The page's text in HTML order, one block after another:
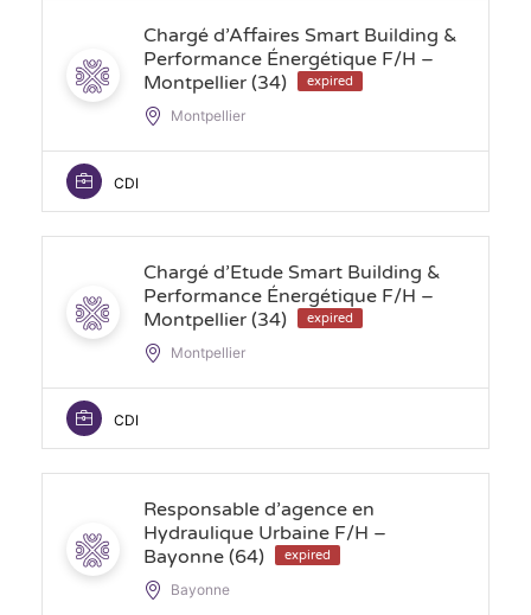
Chargé d’Affaires Smart Building &
Performance Énergétique F/H –
Montpellier (34)
expired
Montpellier
CDI
Chargé d’Etude Smart Building &
Performance Énergétique F/H –
Montpellier (34)
expired
Montpellier
CDI
Responsable d’agence en
Hydraulique Urbaine F/H –
Bayonne (64)
expired
Bayonne